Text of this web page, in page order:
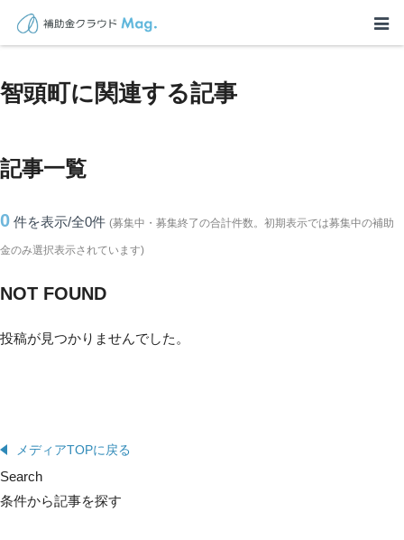
TOP > 補助金・助成金詳細>鳥取県
智頭町に関連する記事
記事一覧
0 件を表示/全0件 (募集中・募集終了の合計件数。初期表示では募集中の補助
金のみ選択表示されています)
NOT FOUND
投稿が見つかりませんでした。
メディアTOPに戻る
Search
条件から記事を探す